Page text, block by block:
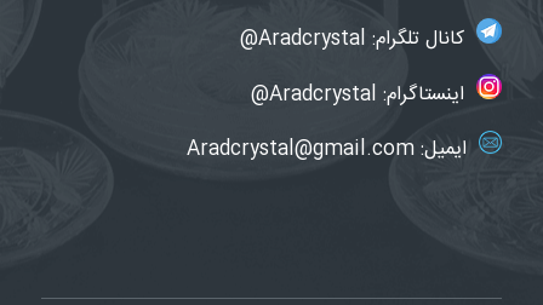
کانال تلگرام: Aradcrystal@
اینستاگرام: Aradcrystal@
ایمیل:Aradcrystal@gmail.com